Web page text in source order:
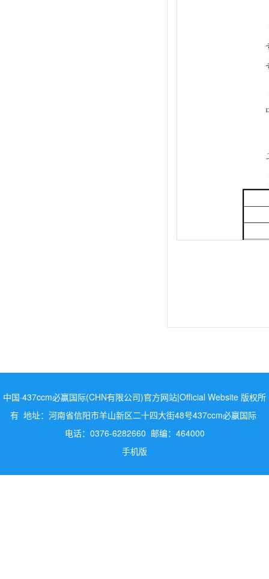
中国·437ccm必赢国际(CHN有限公司)官方网站|Official Website 版权所
有 地址：河南省信阳市羊山新区二十四大街48号437ccm必嬴国际
电话：0376-6282660 邮编：464000
手机版